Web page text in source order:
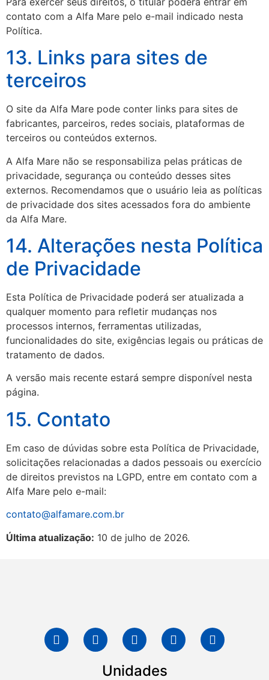
contato com a Alfa Mare pelo e-mail indicado nesta
Política.
13. Links para sites de
terceiros
O site da Alfa Mare pode conter links para sites de
fabricantes, parceiros, redes sociais, plataformas de
terceiros ou conteúdos externos.
A Alfa Mare não se responsabiliza pelas práticas de
privacidade, segurança ou conteúdo desses sites
externos. Recomendamos que o usuário leia as políticas
de privacidade dos sites acessados fora do ambiente
da Alfa Mare.
14. Alterações nesta Política
de Privacidade
Esta Política de Privacidade poderá ser atualizada a
qualquer momento para refletir mudanças nos
processos internos, ferramentas utilizadas,
funcionalidades do site, exigências legais ou práticas de
tratamento de dados.
A versão mais recente estará sempre disponível nesta
página.
15. Contato
Em caso de dúvidas sobre esta Política de Privacidade,
solicitações relacionadas a dados pessoais ou exercício
de direitos previstos na LGPD, entre em contato com a
Alfa Mare pelo e-mail:
contato@alfamare.com.br
Última atualização: 10 de julho de 2026.
Unidades